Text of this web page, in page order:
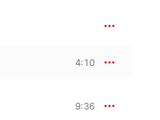
4:10
9:36